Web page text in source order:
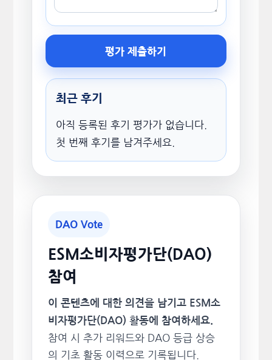
평가 제출하기
최근 후기
아직 등록된 후기 평가가 없습니다.
첫 번째 후기를 남겨주세요.
DAO Vote
ESM소비자평가단(DAO)
참여
이 콘텐츠에 대한 의견을 남기고 ESM소
비자평가단(DAO) 활동에 참여하세요.
참여 시 추가 리워드와 DAO 등급 상승
의 기초 활동 이력으로 기록됩니다.